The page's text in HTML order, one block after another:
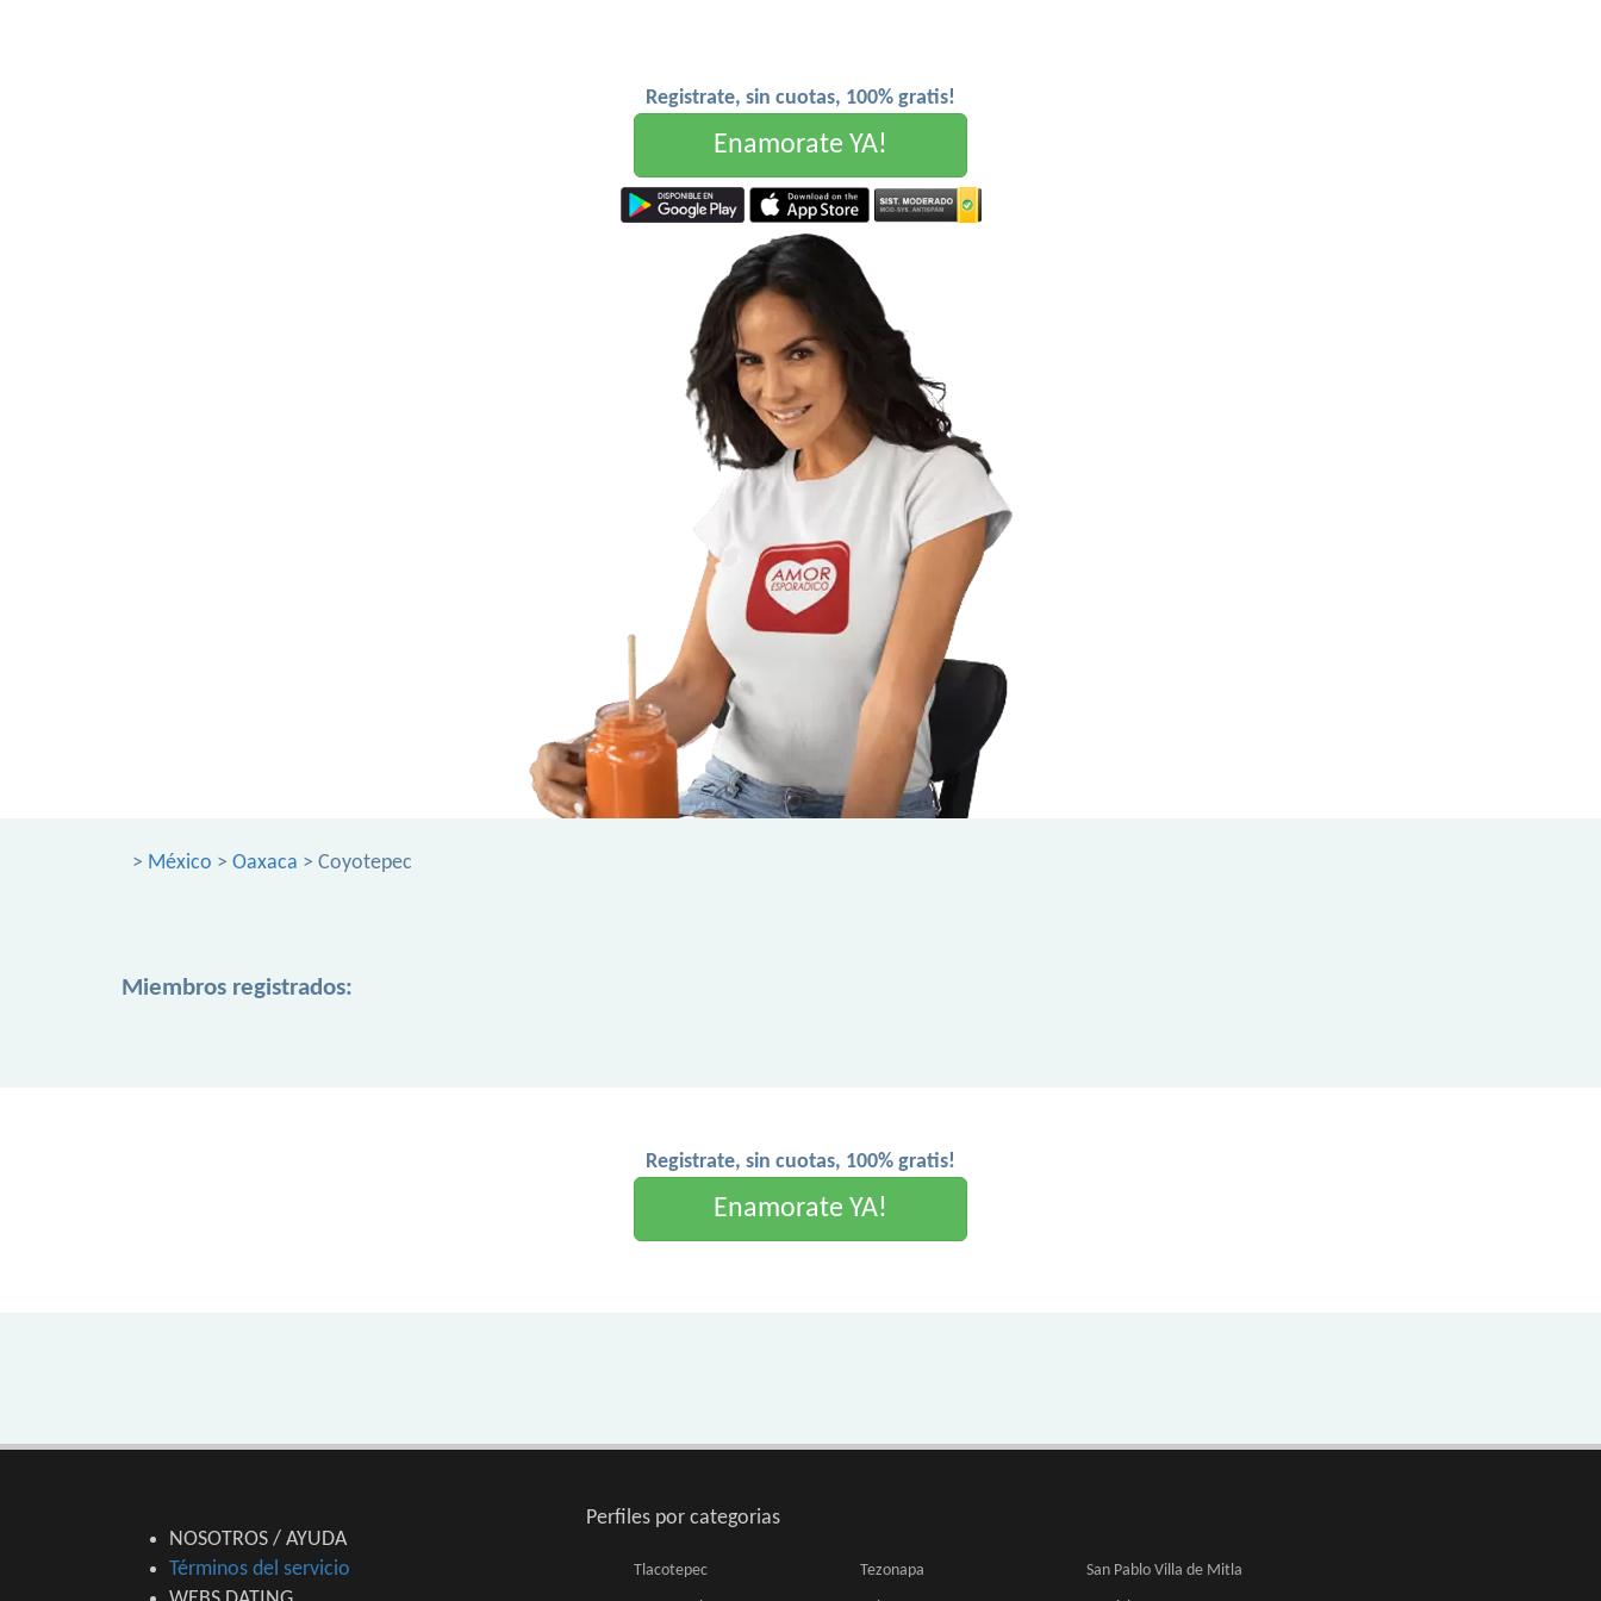
Registrate, sin cuotas, 100% gratis!
Enamorate YA!
> México > Oaxaca > Coyotepec
Miembros registrados:
Registrate, sin cuotas, 100% gratis!
Enamorate YA!
NOSOTROS / AYUDA
Términos del servicio
Perfiles por categorias
Tlacotepec Tezonapa San Pablo Villa de Mitla